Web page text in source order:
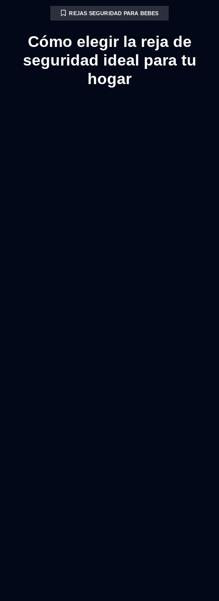
REJAS SEGURIDAD PARA BEBES
Cómo elegir la reja de
seguridad ideal para tu
hogar